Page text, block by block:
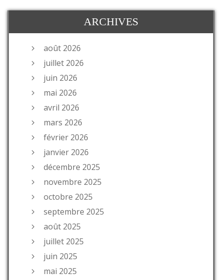
ARCHIVES
août 2026
juillet 2026
juin 2026
mai 2026
avril 2026
mars 2026
février 2026
janvier 2026
décembre 2025
novembre 2025
octobre 2025
septembre 2025
août 2025
juillet 2025
juin 2025
mai 2025